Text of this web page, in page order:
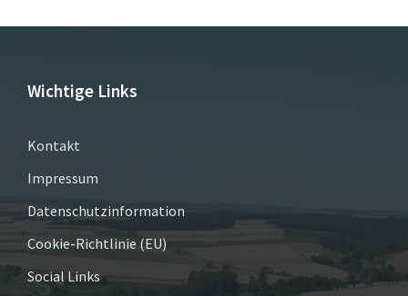
Wichtige Links
Kontakt
Impressum
Datenschutzinformation
Cookie-Richtlinie (EU)
Social Links